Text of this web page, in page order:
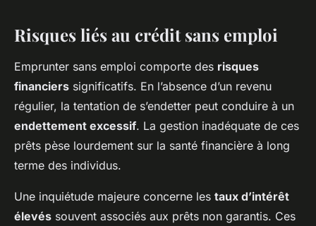
Risques liés au crédit sans emploi
Emprunter sans emploi comporte des risques
financiers significatifs. En l’absence d’un revenu
régulier, la tentation de s’endetter peut conduire à un
endettement excessif. La gestion inadéquate de ces
prêts pèse lourdement sur la santé financière à long
terme des individus.
Une inquiétude majeure concerne les taux d’intérêt
élevés souvent associés aux prêts non garantis. Ces